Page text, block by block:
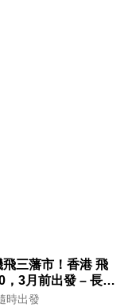
三藩市！香港 飛
，3月前出發 – 長榮
時出發